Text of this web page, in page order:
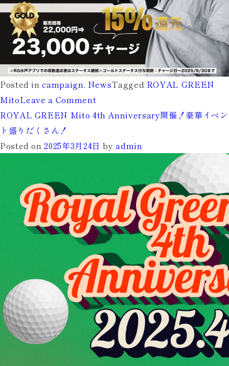
Posted incampaign, NewsTagged ROYAL GREEN
MitoLeave a Comment
GREEN
月
限
定
チ
ャ
ー
ジ
キ
ャ
ン
ペ
ー
ROYAL GREEN Mito 4th Anniversary開催！豪華イベン
ト盛りだくさん！
Posted on2025年3月24日 byadmin